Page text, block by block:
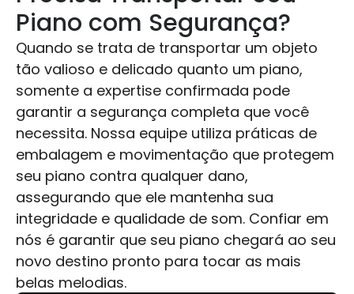
Piano com Segurança?
Quando se trata de transportar um objeto
tão valioso e delicado quanto um piano,
somente a expertise confirmada pode
garantir a segurança completa que você
necessita. Nossa equipe utiliza práticas de
embalagem e movimentação que protegem
seu piano contra qualquer dano,
assegurando que ele mantenha sua
integridade e qualidade de som. Confiar em
nós é garantir que seu piano chegará ao seu
novo destino pronto para tocar as mais
belas melodias.